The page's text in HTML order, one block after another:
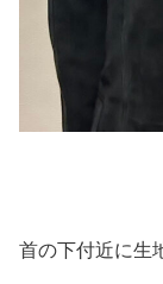
首の下付近に生